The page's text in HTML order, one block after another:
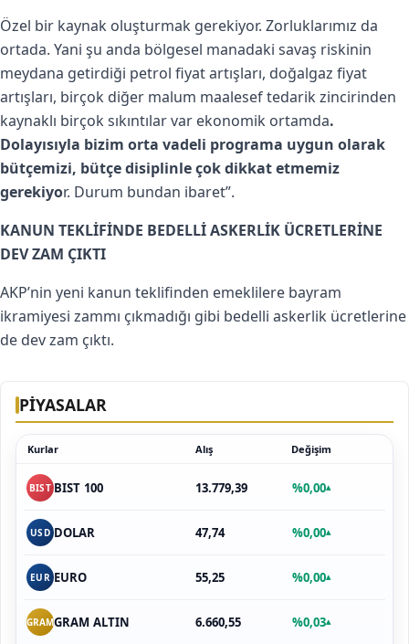
Özel bir kaynak oluşturmak gerekiyor. Zorluklarımız da
ortada. Yani şu anda bölgesel manadaki savaş riskinin
meydana getirdiği petrol fiyat artışları, doğalgaz fiyat
artışları, birçok diğer malum maalesef tedarik zincirinden
kaynaklı birçok sıkıntılar var ekonomik ortamda.
Dolayısıyla bizim orta vadeli programa uygun olarak
bütçemizi, bütçe disiplinle çok dikkat etmemiz
gerekiyor. Durum bundan ibaret”.
KANUN TEKLİFİNDE BEDELLİ ASKERLİK ÜCRETLERİNE
DEV ZAM ÇIKTI
AKP’nin yeni kanun teklifinden emeklilere bayram
ikramiyesi zammı çıkmadığı gibi bedelli askerlik ücretlerine
de dev zam çıktı.
PİYASALAR
Kurlar Alış Değişim
BIST BIST 100 13.779,39 %0,00▴
USD DOLAR 47,74 %0,00▴
EUR EURO 55,25 %0,00▴
GRAMGRAM ALTIN 6.660,55 %0,03▴